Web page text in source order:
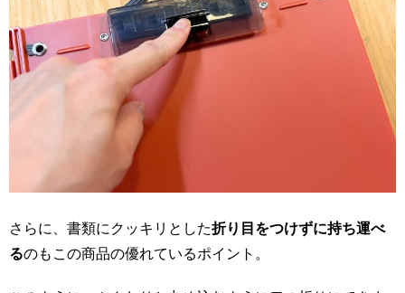
さらに、書類にクッキリとした折り目をつけずに持ち運べ
るのもこの商品の優れているポイント。